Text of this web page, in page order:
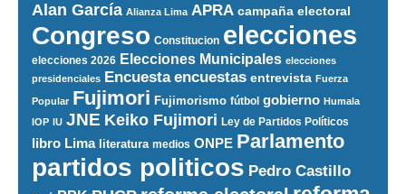
Alan García Alianza Lima APRA campaña electoral
Congreso Constitucion elecciones
elecciones 2026 Elecciones Municipales elecciones
presidenciales Encuesta encuestas entrevista Fuerza
Popular Fujimori Fujimorismo fútbol gobierno Humala
IOP IU JNE Keiko Fujimori Ley de Partidos Políticos
libro Lima literatura medios ONPE Parlamento
partidos politicos Pedro Castillo